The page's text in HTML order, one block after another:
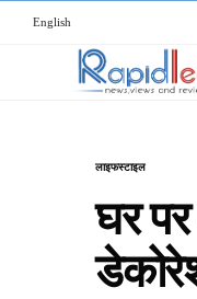
English
लाइफस्टाइल
घर पर